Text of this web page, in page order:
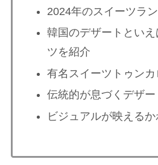
2024年のスイーツラ
韓国のデザートとい
ツを紹介
有名スイーツトゥン
伝統的が息づくデザー
ビジュアルが映える